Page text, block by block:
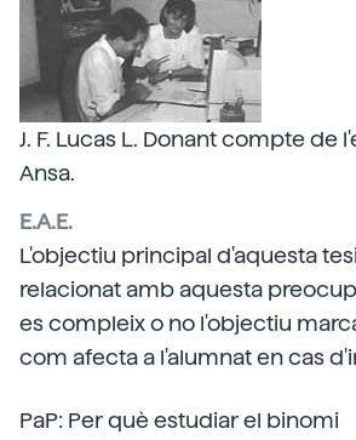
J. F. Lucas L. Donant compte de
Ansa.
E.A.E.
L'objectiu principal d'aquesta
relacionat amb aquesta
es compleix o no l'objectiu
com afecta a l'alumnat en cas
PaP: Per què estudiar el binomi